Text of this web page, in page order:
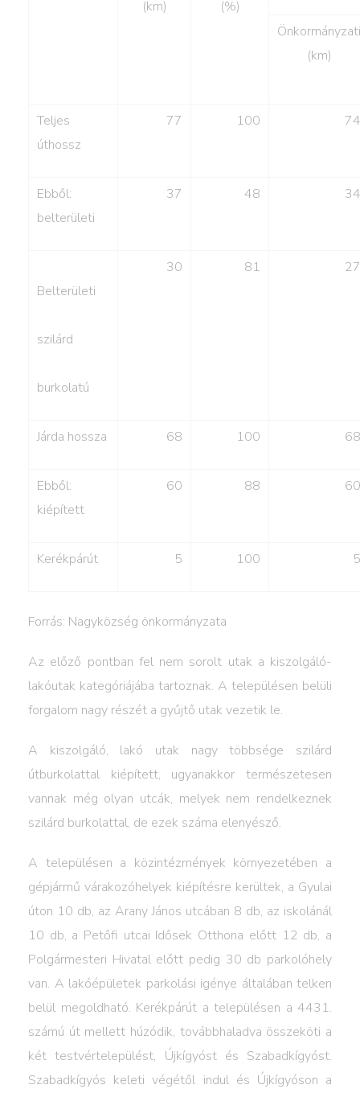
(km)
(%)
Önkormányzati
(km)
Teljes
úthossz
77 100 74
Ebből:
belterületi
37 48 34
Belterületi
szilárd
burkolatú
30 81 27
Járda hossza 68 100 68
Ebből:
kiépített
60 88 60
Kerékpárút 5 100 5
Forrás: Nagyközség önkormányzata
Az előző pontban fel nem sorolt utak a kiszolgáló-
lakóutak kategóriájába tartoznak. A településen belüli
forgalom nagy részét a gyűjtő utak vezetik le.
A kiszolgáló, lakó utak nagy többsége szilárd
útburkolattal kiépített, ugyanakkor természetesen
vannak még olyan utcák, melyek nem rendelkeznek
szilárd burkolattal, de ezek száma elenyésző.
A településen a közintézmények környezetében a
gépjármű várakozóhelyek kiépítésre kerültek, a Gyulai
úton 10 db, az Arany János utcában 8 db, az iskolánál
10 db, a Petőfi utcai Idősek Otthona előtt 12 db, a
Polgármesteri Hivatal előtt pedig 30 db parkolóhely
van. A lakóépületek parkolási igénye általában telken
belül megoldható. Kerékpárút a településen a 4431.
számú út mellett húzódik, továbbhaladva összeköti a
két testvértelepülést, Újkígyóst és Szabadkígyóst.
Szabadkígyós keleti végétől indul és Újkígyóson a